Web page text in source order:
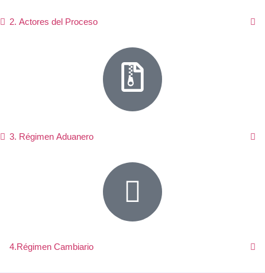
2. Actores del Proceso
3. Régimen Aduanero
4.Régimen Cambiario